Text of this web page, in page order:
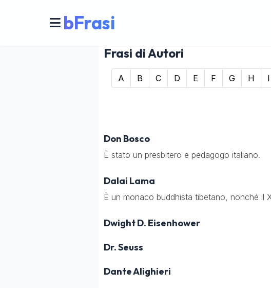
bFrasi
Frasi di Autori
A B C D E F G H I
Don Bosco
È stato un presbitero e pedagogo italiano.
Dalai Lama
È un monaco buddhista tibetano, nonché il
Dwight D. Eisenhower
Dr. Seuss
Dante Alighieri